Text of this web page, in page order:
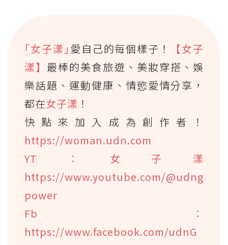
｢女子漾｣ 愛自己的每個樣子！
【女子
漾】 最棒的美食旅遊、美妝穿搭、娛
樂話題、運動健康、情慾愛情分享，
都在女子漾 ！
快點來加入成為創作者！
https://woman.udn.com
YT：女子漾
https://www.youtube.com/@udng
power
Fb：
https://www.facebook.com/udnG